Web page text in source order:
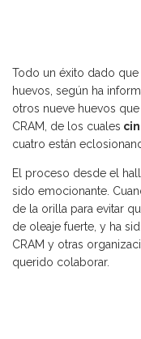
Todo un éxito dado
huevos, según ha
otros nueve huevos
CRAM, de los cuales
cuatro están
El proceso desde el
sido emocionante.
de la orilla para evitar
de oleaje fuerte, y ha
CRAM y otras
querido colaborar.